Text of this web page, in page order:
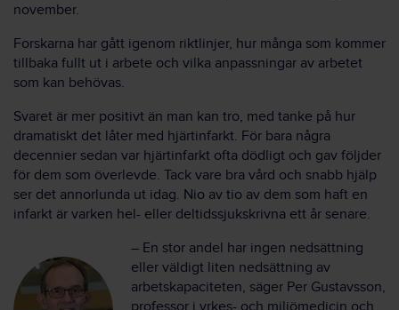
november.
Forskarna har gått igenom riktlinjer, hur många som kommer
tillbaka fullt ut i arbete och vilka anpassningar av arbetet
som kan behövas.
Svaret är mer positivt än man kan tro, med tanke på hur
dramatiskt det låter med hjärtinfarkt. För bara några
decennier sedan var hjärtinfarkt ofta dödligt och gav följder
för dem som överlevde. Tack vare bra vård och snabb hjälp
ser det annorlunda ut idag. Nio av tio av dem som haft en
infarkt är varken hel- eller deltidssjukskrivna ett år senare.
– En stor andel har ingen nedsättning
eller väldigt liten nedsättning av
arbetskapaciteten, säger Per Gustavsson,